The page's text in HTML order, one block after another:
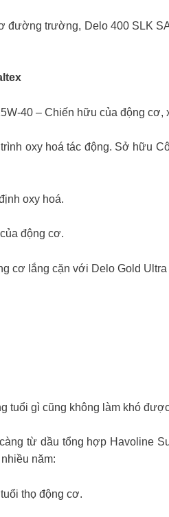
đường trường, Delo 400 SLK
40 – Chiến hữu của động cơ,
oxy hoá tác động. Sở hữu
oxy hoá.
động cơ.
cơ lắng cặn với Delo Gold
tuổi gì cũng không làm khó
từ dầu tổng hợp Havoline
năm:
thọ động cơ.